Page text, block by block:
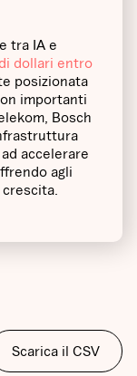
tra IA e
dollari entro
posizionata
importanti
Bosch
accelerare
agli
Scarica il CSV